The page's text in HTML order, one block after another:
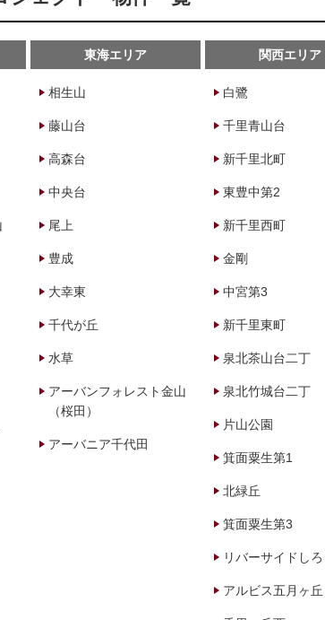
東海エリア
相生山
藤山台
高森台
中央台
尾上
豊成
大幸東
千代が丘
水草
アーバンフォレスト金山
（桜田）
アーバニア千代田
関西エリア
白鷺
千里青山台
新千里北町
東豊中第2
新千里西町
金剛
中宮第3
新千里東町
泉北茶山台二丁
泉北竹城台二丁
片山公園
箕面粟生第1
北緑丘
箕面粟生第3
リバーサイドし
アルビス五月ヶ丘